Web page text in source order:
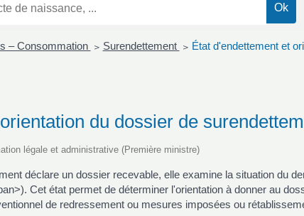
– Consommation > Surendettement > État d'endettement et
du dossier de
légale et administrative (Première ministre)
déclare un dossier recevable, elle examine la situation du
Cet état permet de déterminer l'orientation à donner au
de redressement ou mesures imposées ou